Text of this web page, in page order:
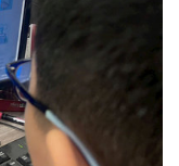
doanh nghiệp công
điện tử trong việc
riêng tư của trẻ.